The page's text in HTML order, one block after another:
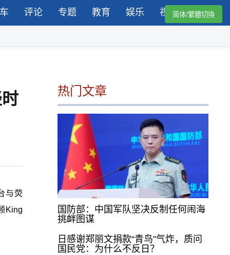
评论 专题 教育 娱乐 视频简体/繁體切換
与荧
King
热门文章
国防部：中国军队坚决反制任何闹海
挑衅图谋
日感谢郑丽文捐款“青鸟”气炸，质问
国民党：为什么不反日？